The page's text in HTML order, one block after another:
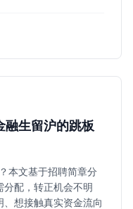
生留沪的跳板
本文基于招聘简章分
配，转正机会不明
想接触真实资金流向